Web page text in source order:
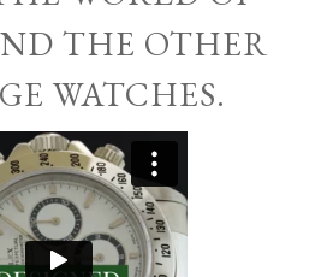
THE OTHER
WATCHES.